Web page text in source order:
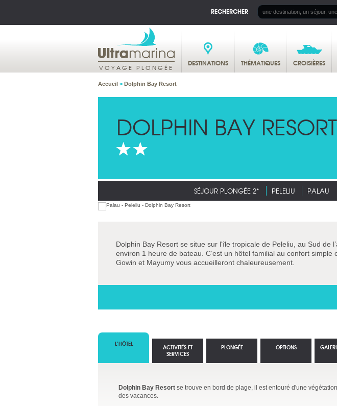
RECHERCHER
VOYAGE PLONGÉE DESTINATIONS THÉMATIQUES CROISIÈRES
Accueil > Dolphin Bay Resort
DOLPHIN BAY RESORT
SÉJOUR PLONGÉE 2* PELELIU PALAU
Dolphin Bay Resort se situe sur l'île tropicale de Peleliu, au Sud de
environ 1 heure de bateau. C’est un hôtel familial au confort simple
Gowin et Mayumy vous accueilleront chaleureusement.
L’HÔTEL
Dolphin Bay Resort se trouve en bord de plage, il est entouré d'une
des vacances.
ACTIVITÉS ET
SERVICES
PLONGÉE OPTIONS